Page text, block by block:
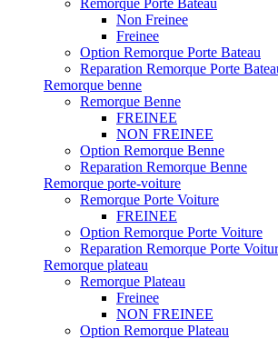
Remorque Porte Bateau
Non Freinee
Freinee
Option Remorque Porte Bateau
Reparation Remorque Porte
Remorque benne
Remorque Benne
FREINEE
NON FREINEE
Option Remorque Benne
Reparation Remorque Benne
Remorque porte-voiture
Remorque Porte Voiture
FREINEE
Option Remorque Porte Voiture
Reparation Remorque Porte
Remorque plateau
Remorque Plateau
Freinee
NON FREINEE
Option Remorque Plateau